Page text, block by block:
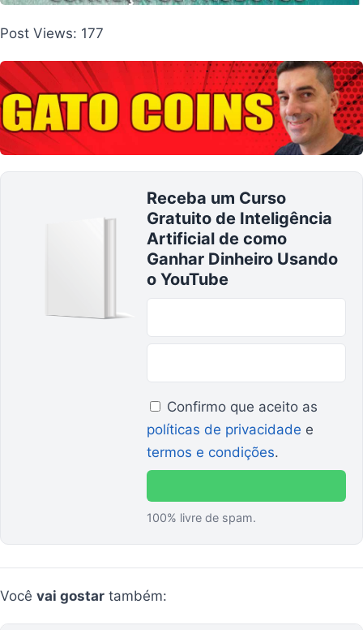
Post Views: 177
Receba um Curso
Gratuito de Inteligência
Artificial de como
Ganhar Dinheiro Usando
o YouTube
Confirmo que aceito as
políticas de privacidade e
termos e condições.
100% livre de spam.
Você vai gostar também: